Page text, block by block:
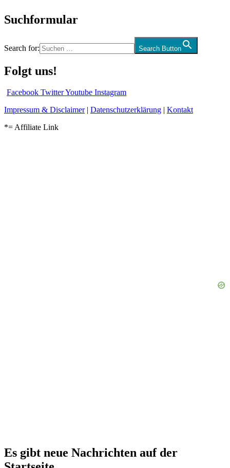
Suchformular
Search for: Search Button
Folgt uns!
Facebook TwitterYoutube Instagram
Impressum & Disclaimer| Datenschutzerklärung
Kontakt
*= Affiliate Link
Es gibt neue Nachrichten auf der